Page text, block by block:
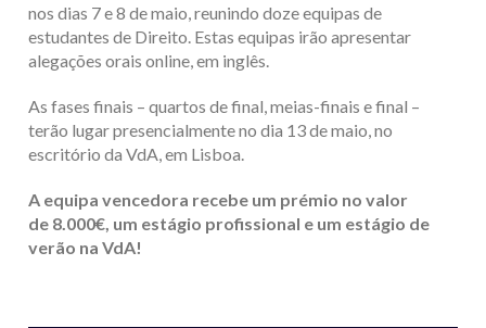
nos dias 7 e 8 de maio, reunindo doze equipas de
estudantes de Direito. Estas equipas irão apresentar
alegações orais online, em inglês.
As fases finais – quartos de final, meias-finais e final –
terão lugar presencialmente no dia 13 de maio, no
escritório da VdA, em Lisboa.
A equipa vencedora recebe um prémio no valor
de 8.000€, um estágio profissional e um estágio de
verão na VdA!